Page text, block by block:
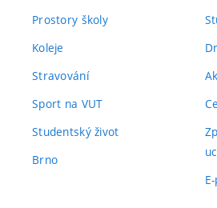
Prostory školy
Koleje
Stravování
Sport na VUT
Studentský život
Brno